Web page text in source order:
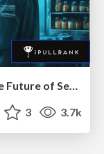
3 3.7k